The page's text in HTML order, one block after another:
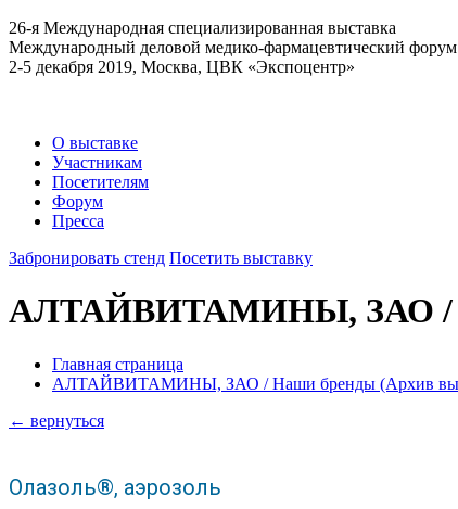
26-я Международная специализированная выставка
Международный деловой медико-фармацевтический форум
2-5 декабря 2019, Москва, ЦВК «Экспоцентр»
О выставке
Участникам
Посетителям
Форум
Пресса
Забронировать стенд Посетить выставку
АЛТАЙВИТАМИНЫ, ЗАО /
Главная страница
АЛТАЙВИТАМИНЫ, ЗАО / Наши бренды (Архив
← вернуться
Олазоль®, аэрозоль